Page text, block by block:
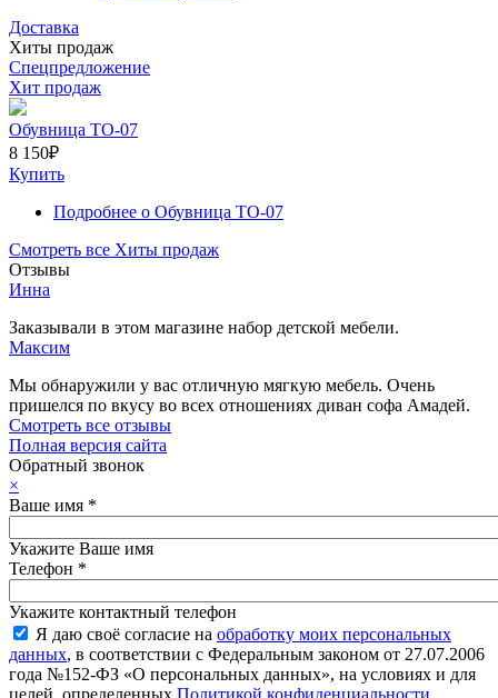
Доставка
Хиты продаж
Спецпредложение
Хит продаж
Обувница ТО-07
8 150₽
Купить
Подробнее о Обувница ТО-07
Смотреть все Хиты продаж
Отзывы
Инна
Заказывали в этом магазине набор детской мебели.
Максим
Мы обнаружили у вас отличную мягкую мебель. Очень
пришелся по вкусу во всех отношениях диван софа Амадей.
Смотреть все отзывы
Полная версия сайта
Обратный звонок
×
Ваше имя *
Укажите Ваше имя
Телефон *
Укажите контактный телефон
Я даю своё согласие на обработку моих персональных
данных, в соответствии с Федеральным законом от 27.07.2006
года №152-ФЗ «О персональных данных», на условиях и для
целей, определенных Политикой конфиденциальности